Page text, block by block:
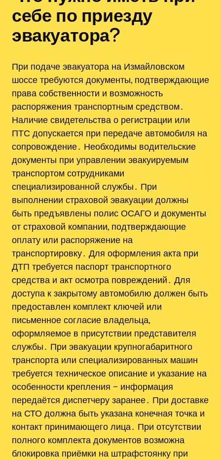
себе по приезду
эвакуатора?
При подаче эвакуатора на Измайловском
шоссе требуются документы, подтверждающие
права собственности и возможность
распоряжения транспортным средством․
Наличие свидетельства о регистрации или
ПТС допускается при передаче автомобиля на
сопровождение․ Необходимы водительские
документы при управлении эвакуируемым
транспортом сотрудниками
специализированной службы․ При
выполнении страховой эвакуации должны
быть предъявлены полис ОСАГО и документы
от страховой компании, подтверждающие
оплату или распоряжение на
транспортировку․ Для оформления акта при
ДТП требуется паспорт транспортного
средства и акт осмотра повреждений․ Для
доступа к закрытому автомобилю должен быть
предоставлен комплект ключей или
письменное согласие владельца,
оформляемое в присутствии представителя
службы․ При эвакуации крупногабаритного
транспорта или специализированных машин
требуется техническое описание и указание на
особенности крепления – информация
передаётся диспетчеру заранее․ При доставке
на СТО должна быть указана конечная точка и
контакт принимающего лица․ При отсутствии
полного комплекта документов возможна
блокировка приёмки на штрафстоянку при